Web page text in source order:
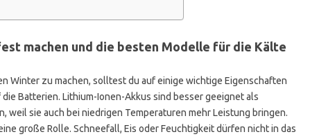
machen und die besten Modelle für die Kälte
Winter zu machen, solltest du auf einige wichtige Eigenschaften
Batterien. Lithium-Ionen-Akkus sind besser geeignet als
weil sie auch bei niedrigen Temperaturen mehr Leistung bringen.
große Rolle. Schneefall, Eis oder Feuchtigkeit dürfen nicht in das